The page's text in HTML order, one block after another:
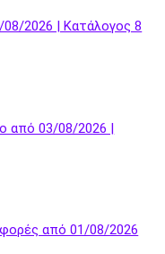
2026 | Κατάλογος 8
από 03/08/2026 |
από 01/08/2026